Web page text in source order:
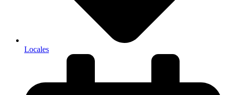
Locales